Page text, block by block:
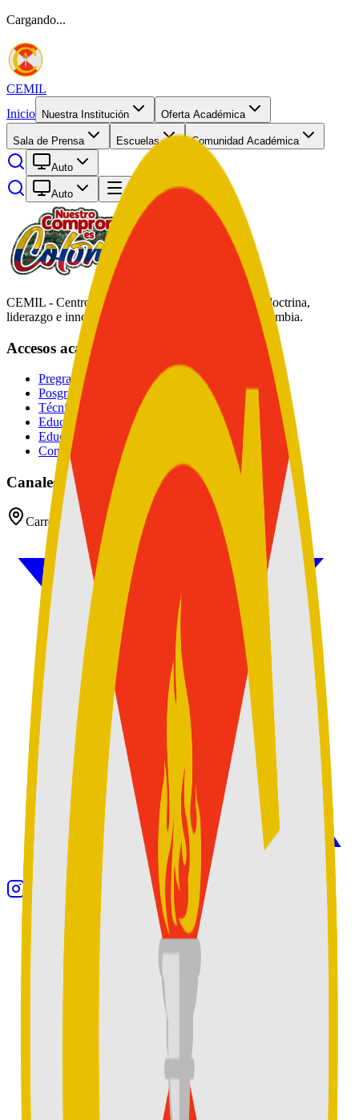
Cargando...
CEMIL
Inicio
Nuestra Institución Oferta Académica
Sala de Prensa Escuelas Comunidad Académica
Auto
Auto Abrir menú
CEMIL - Centro de Educación Militar. Formación, doctrina,
liderazgo e innovación académica al servicio de Colombia.
Accesos académicos
Pregrados
Posgrados
Técnico
Educación Continuada
Educación Militar
Convocatoria de Docentes
Canales oficiales
Carrera 54 No 26 - 25 CAN, Bogotá D.C, Colombia